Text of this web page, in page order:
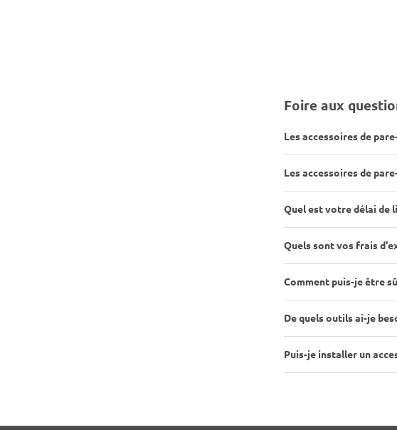
Foire aux
Les accessoires de
Les accessoires de
Quel est votre délai de
Quels sont vos frais
Comment puis-je être
De quels outils ai-je
Puis-je installer un